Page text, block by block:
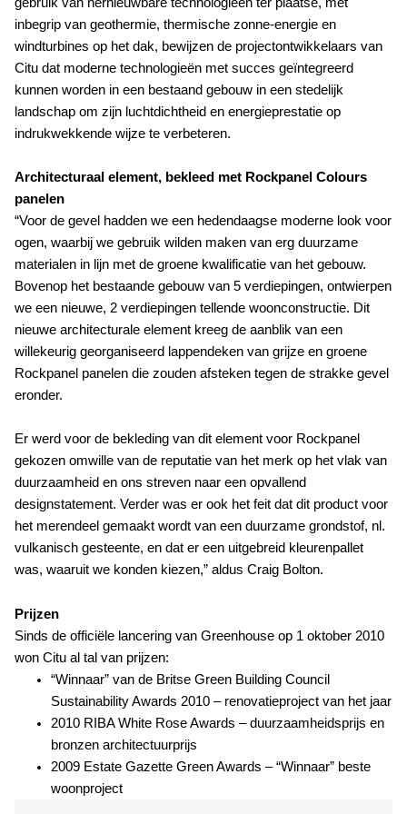
inbegrip van geothermie, thermische zonne-energie en
windturbines op het dak, bewijzen de projectontwikkelaars van
Citu dat moderne technologieën met succes geïntegreerd
kunnen worden in een bestaand gebouw in een stedelijk
landschap om zijn luchtdichtheid en energieprestatie op
indrukwekkende wijze te verbeteren.
Architecturaal element, bekleed met Rockpanel Colours
panelen
“Voor de gevel hadden we een hedendaagse moderne look voor
ogen, waarbij we gebruik wilden maken van erg duurzame
materialen in lijn met de groene kwalificatie van het gebouw.
Bovenop het bestaande gebouw van 5 verdiepingen, ontwierpen
we een nieuwe, 2 verdiepingen tellende woonconstructie. Dit
nieuwe architecturale element kreeg de aanblik van een
willekeurig georganiseerd lappendeken van grijze en groene
Rockpanel panelen die zouden afsteken tegen de strakke gevel
eronder.
Er werd voor de bekleding van dit element voor Rockpanel
gekozen omwille van de reputatie van het merk op het vlak van
duurzaamheid en ons streven naar een opvallend
designstatement. Verder was er ook het feit dat dit product voor
het merendeel gemaakt wordt van een duurzame grondstof, nl.
vulkanisch gesteente, en dat er een uitgebreid kleurenpallet
was, waaruit we konden kiezen,” aldus Craig Bolton.
Prijzen
Sinds de officiële lancering van Greenhouse op 1 oktober 2010
won Citu al tal van prijzen:
“Winnaar” van de Britse Green Building Council
Sustainability Awards 2010 – renovatieproject van het jaar
2010 RIBA White Rose Awards – duurzaamheidsprijs en
bronzen architectuurprijs
2009 Estate Gazette Green Awards – “Winnaar” beste
woonproject